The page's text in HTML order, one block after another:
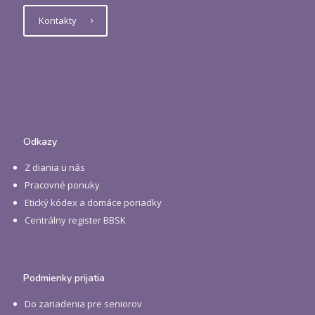
Kontakty
Odkazy
Z diania u nás
Pracovné ponuky
Etický kódex a domáce poriadky
Centrálny register BBSK
Podmienky prijatia
Do zariadenia pre seniorov